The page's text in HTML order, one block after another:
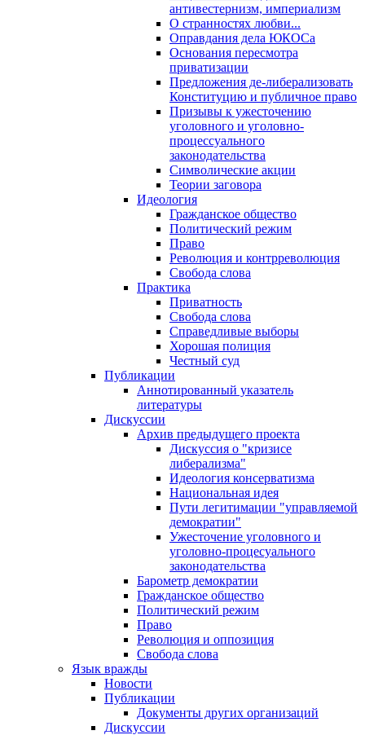
антивестернизм, империализм
О странностях любви...
Оправдания дела ЮКОСа
Основания пересмотра
приватизации
Предложения де-либерализовать
Конституцию и публичное право
Призывы к ужесточению
уголовного и уголовно-
процессуального
законодательства
Символические акции
Теории заговора
Идеология
Гражданское общество
Политический режим
Право
Революция и контрреволюция
Свобода слова
Практика
Приватность
Свобода слова
Справедливые выборы
Хорошая полиция
Честный суд
Публикации
Аннотированный указатель
литературы
Дискуссии
Архив предыдущего проекта
Дискуссия о "кризисе
либерализма"
Идеология консерватизма
Национальная идея
Пути легитимации "управляемой
демократии"
Ужесточение уголовного и
уголовно-процесуального
законодательства
Барометр демократии
Гражданское общество
Политический режим
Право
Революция и оппозиция
Свобода слова
Язык вражды
Новости
Публикации
Документы других организаций
Дискуссии